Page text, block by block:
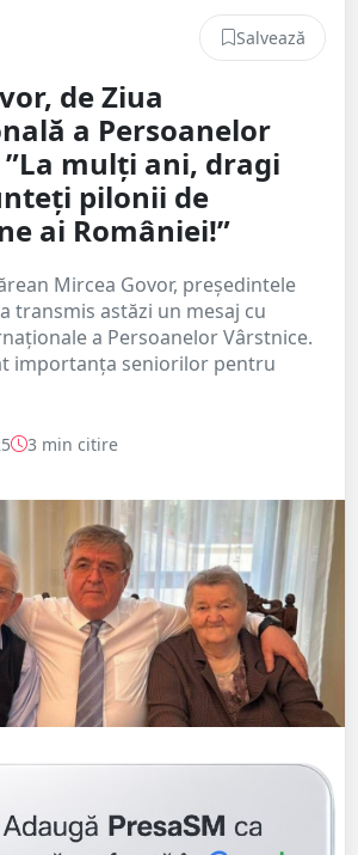
Salvează
de Ziua
a Persoanelor
mulți ani, dragi
pilonii de
ai României!”
Mircea Govor, președintele
transmis astăzi un mesaj cu
a Persoanelor Vârstnice.
importanța seniorilor pentru
3 min citire